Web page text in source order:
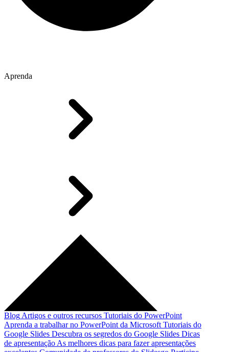
Aprenda
Blog Artigos e outros recursos Tutoriais do PowerPoint
Aprenda a trabalhar no PowerPoint da Microsoft Tutoriais do
Google Slides Descubra os segredos do Google Slides Dicas
de apresentação As melhores dicas para fazer apresentações